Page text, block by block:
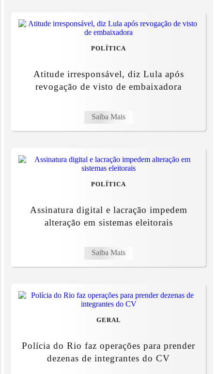
POLÍTICA
Atitude irresponsável, diz Lula após
revogação de visto de embaixadora
Saiba Mais
POLÍTICA
Assinatura digital e lacração impedem
alteração em sistemas eleitorais
Saiba Mais
GERAL
Polícia do Rio faz operações para prender
dezenas de integrantes do CV